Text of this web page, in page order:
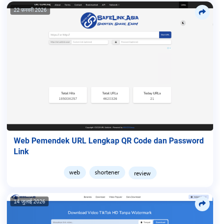
22 फ़रवरी 2026
Web Pemendek URL Lengkap QR Code dan Password
Link
web shortener review
14 जुलाई 2026